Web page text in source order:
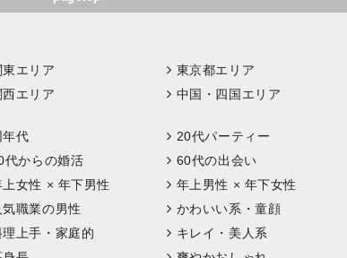
東エリア 東京都エリア
西エリア 中国・四国エリア
年代 20代パーティー
代からの婚活 60代の出会い
上女性 × 年下男性 年上男性 × 年下女性
気職業の男性 かわいい系・童顔
理上手・家庭的 キレイ・美人系